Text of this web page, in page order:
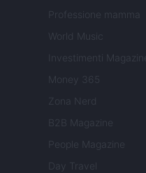
Professione mamma
World Music
Investimenti Magazine
Money 365
Zona Nerd
B2B Magazine
People Magazine
Day Travel